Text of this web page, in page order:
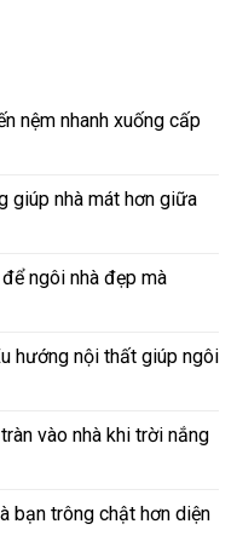
nệm nhanh xuống cấp
giúp nhà mát hơn giữa
ngôi nhà đẹp mà
hướng nội thất giúp ngôi
vào nhà khi trời nắng
bạn trông chật hơn diện